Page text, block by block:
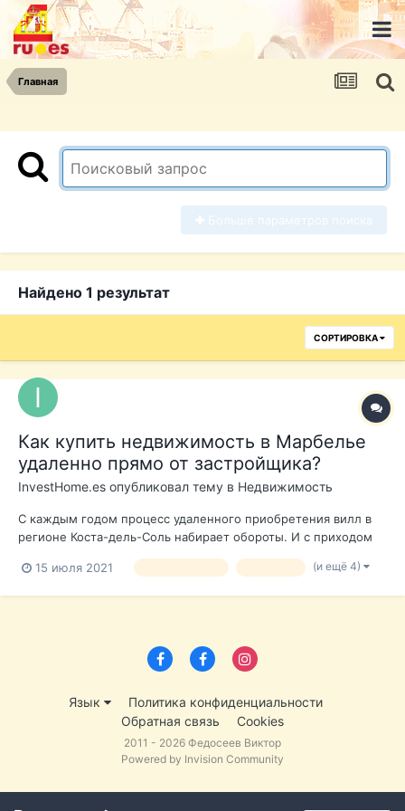
Главная
Найдено 1 результат
СОРТИРОВКА
Как купить недвижимость в Марбелье
удаленно прямо от застройщика?
InvestHome.es опубликовал тему в Недвижимость
С каждым годом процесс удаленного приобретения вилл в
регионе Коста-дель-Соль набирает обороты. И с приходом
среди клиентов из разных стран. Основным преимуществом
15 июля 2021 (и ещё 4)
Язык
Политика конфиденциальности
Обратная связь
Cookies
2011 - 2026 Федосеев Виктор
Powered by Invision Community